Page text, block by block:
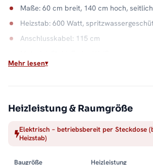
Maße: 60 cm breit, 140 cm hoch,
Heizstab: 600 Watt,
Anschlusskabel: 115 cm
Wasserkapazität: 7,5 Liter
Einschalten, aufheizen, Handtuch auflegen:
offene Seite hält dabei jeden Handgriff
Stahlkorpus in Weiß bleibt ein ruhiger
Mehr lesen
Heizleistung & Raumgröße
Elektrisch – betriebsbereit per Steckdose
Heizstab)
Baugröße Heizleistung